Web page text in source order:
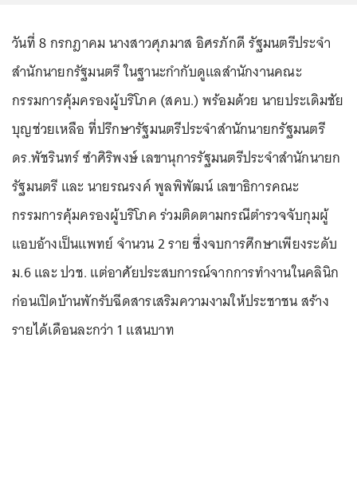
วันที่ 8 กรกฎาคม นางสาวศุภมาส อิศรภักดี รัฐมนตรีประจำ
สำนักนายกรัฐมนตรี ในฐานะกำกับดูแลสำนักงานคณะ
กรรมการคุ้มครองผู้บริโภค (สคบ.) พร้อมด้วย นายประเดิมชัย
บุญช่วยเหลือ ที่ปรึกษารัฐมนตรีประจำสำนักนายกรัฐมนตรี
ดร.พัชรินทร์ ซำศิริพงษ์ เลขานุการรัฐมนตรีประจำสำนักนายก
รัฐมนตรี และ นายรณรงค์ พูลพิพัฒน์ เลขาธิการคณะ
กรรมการคุ้มครองผู้บริโภค ร่วมติดตามกรณีตำรวจจับกุมผู้
แอบอ้างเป็นแพทย์ จำนวน 2 ราย ซึ่งจบการศึกษาเพียงระดับ
ม.6 และ ปวช. แต่อาศัยประสบการณ์จากการทำงานในคลินิก
ก่อนเปิดบ้านพักรับฉีดสารเสริมความงามให้ประชาชน สร้าง
รายได้เดือนละกว่า 1 แสนบาท